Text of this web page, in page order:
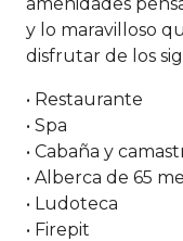
y lo maravilloso
disfrutar de los
• Restaurante
• Spa
• Cabaña y
• Alberca de 65
• Ludoteca
• Firepit